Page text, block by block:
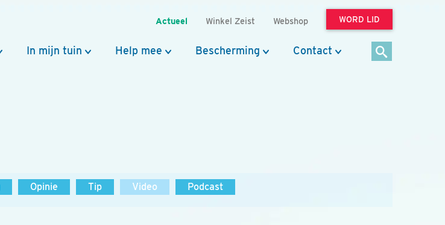
Actueel Winkel Zeist Webshop WORD LID
In mijn tuin Help mee Bescherming Contact
Opinie Tip Video Podcast